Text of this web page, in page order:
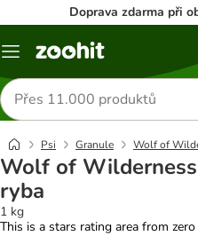
Doprava zdarma při
Menu
Hledat
produkty
Psi Granule Wolf of
Wolf of
ryba
1 kg
This is a stars rating area from